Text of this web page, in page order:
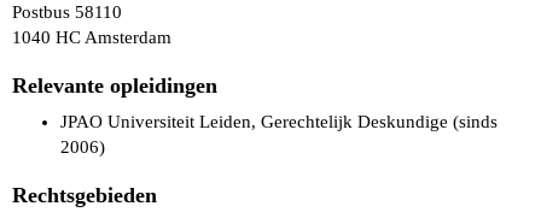
Postbus 58110
1040 HC Amsterdam
Relevante opleidingen
JPAO Universiteit Leiden, Gerechtelijk Deskundige (sinds
2006)
Rechtsgebieden